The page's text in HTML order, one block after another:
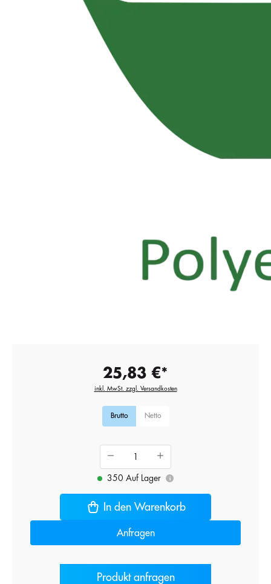
25,83 €*
inkl. MwSt. zzgl. Versandkosten
Brutto Netto
350 Auf Lager i
In den Warenkorb
Anfragen
Produkt anfragen